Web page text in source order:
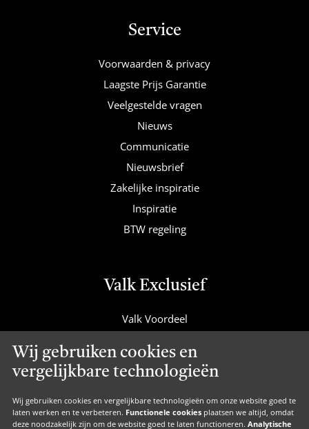
Wij gebruiken cookies en
vergelijkbare technologieën
Wij gebruiken cookies en vergelijkbare technologieën om onze website goed te
laten werken en te verbeteren. Functionele cookies plaatsen we altijd, omdat
deze noodzakelijk zijn om de website goed te laten functioneren. Analytische
Service
Voorwaarden & privacy
Laagste Prijs Garantie
Veelgestelde vragen
Nieuws
Communicatie
Nieuwsbrief
Zakelijke inspiratie
Inspiratie
BTW regeling
Valk Exclusief
Valk Voordeel
Valk Suites
Valk Jobs
Valk Exclusief Membership
Valk Voor Thuis